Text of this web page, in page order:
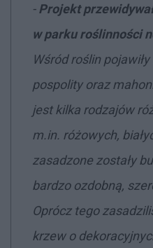
-Projekt
w parku roślinności
Wśród roślin
pospolity oraz
jest kilka rodzajów
m.in. różowych,
zasadzone zostały
bardzo ozdobną,
Oprócz tego
krzew o